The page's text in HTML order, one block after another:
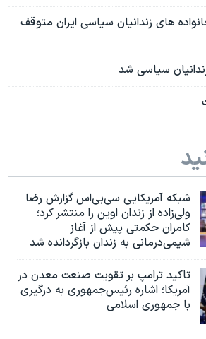
های زندانیان سیاسی ایران متوقف
سیاسی شد
شبکه آمریکایی سی‌بی‌‌اس گزارش رضا
ولی‌زاده از زندان اوین را منتشر کرد؛
کامران حکمتی پیش از آغاز
شیمی‌درمانی به زندان بازگردانده شد
تاکید ترامپ بر تقویت صنعت معدن در
آمریکا؛ اشاره رئیس‌جمهوری به درگیری
با جمهوری اسلامی